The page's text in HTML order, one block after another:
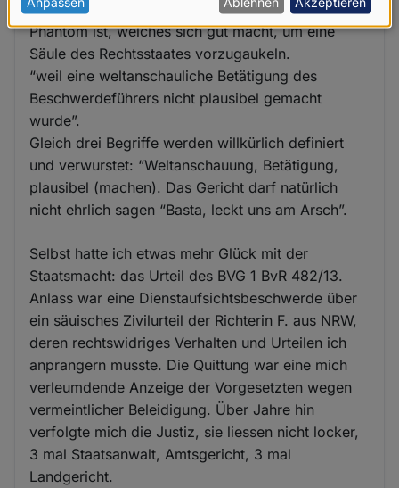
allein beweist, dass dieses Gericht nur ein
Phantom ist, welches sich gut macht, um eine
Säule des Rechtsstaates vorzugaukeln.
“weil eine weltanschauliche Betätigung des
Beschwerdeführers nicht plausibel gemacht
wurde”.
Gleich drei Begriffe werden willkürlich definiert
und verwurstet: “Weltanschauung, Betätigung,
plausibel (machen). Das Gericht darf natürlich
nicht ehrlich sagen “Basta, leckt uns am Arsch”.
Selbst hatte ich etwas mehr Glück mit der
Staatsmacht: das Urteil des BVG 1 BvR 482/13.
Anlass war eine Dienstaufsichtsbeschwerde über
ein säuisches Zivilurteil der Richterin F. aus NRW,
deren rechtswidriges Verhalten und Urteilen ich
anprangern musste. Die Quittung war eine mich
verleumdende Anzeige der Vorgesetzten wegen
vermeintlicher Beleidigung. Über Jahre hin
verfolgte mich die Justiz, sie liessen nicht locker,
3 mal Staatsanwalt, Amtsgericht, 3 mal
Landgericht.
Daten
und
Cookies